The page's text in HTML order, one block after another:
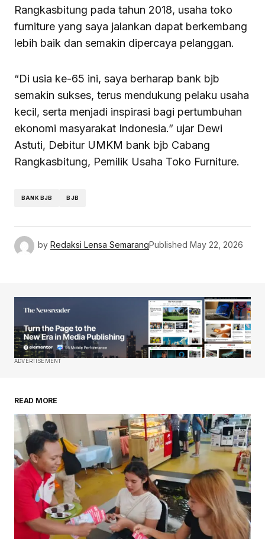
Rangkasbitung pada tahun 2018, usaha toko
furniture yang saya jalankan dapat berkembang
lebih baik dan semakin dipercaya pelanggan.
“Di usia ke-65 ini, saya berharap bank bjb
semakin sukses, terus mendukung pelaku usaha
kecil, serta menjadi inspirasi bagi pertumbuhan
ekonomi masyarakat Indonesia.” ujar Dewi
Astuti, Debitur UMKM bank bjb Cabang
Rangkasbitung, Pemilik Usaha Toko Furniture.
BANK BJB BJB
by Redaksi Lensa SemarangPublished May 22, 2026
ADVERTISEMENT
READ MORE